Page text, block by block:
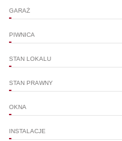
GARAŻ
PIWNICA
STAN LOKALU
STAN PRAWNY
OKNA
INSTALACJE